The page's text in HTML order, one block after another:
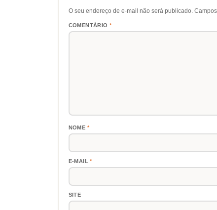
O seu endereço de e-mail não será publicado.
COMENTÁRIO *
NOME *
E-MAIL*
SITE